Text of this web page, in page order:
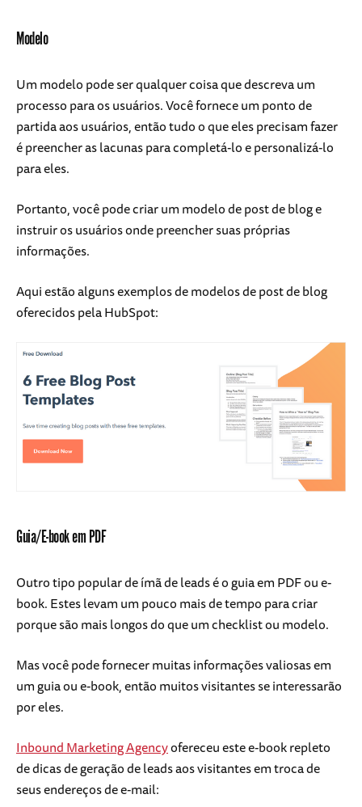
Modelo
Um modelo pode ser qualquer coisa que descreva um
processo para os usuários. Você fornece um ponto de
partida aos usuários, então tudo o que eles precisam fazer
é preencher as lacunas para completá-lo e personalizá-lo
para eles.
Portanto, você pode criar um modelo de post de blog e
instruir os usuários onde preencher suas próprias
informações.
Aqui estão alguns exemplos de modelos de post de blog
oferecidos pela HubSpot:
Guia/E-book em PDF
Outro tipo popular de ímã de leads é o guia em PDF ou e-
book. Estes levam um pouco mais de tempo para criar
porque são mais longos do que um checklist ou modelo.
Mas você pode fornecer muitas informações valiosas em
um guia ou e-book, então muitos visitantes se interessarão
por eles.
Inbound Marketing Agencyofereceu este e-book repleto
de dicas de geração de leads aos visitantes em troca de
seus endereços de e-mail: